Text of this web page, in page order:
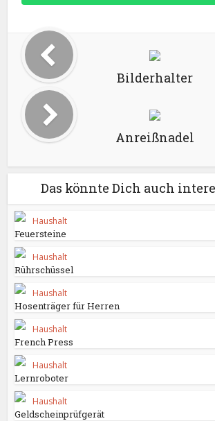
Bilderhalter
Anreißnadel
Das könnte Dich auch
Haushalt
Feuersteine
Haushalt
Rührschüssel
Haushalt
Hosenträger für Herren
Haushalt
French Press
Haushalt
Lernroboter
Haushalt
Geldscheinprüfgerät